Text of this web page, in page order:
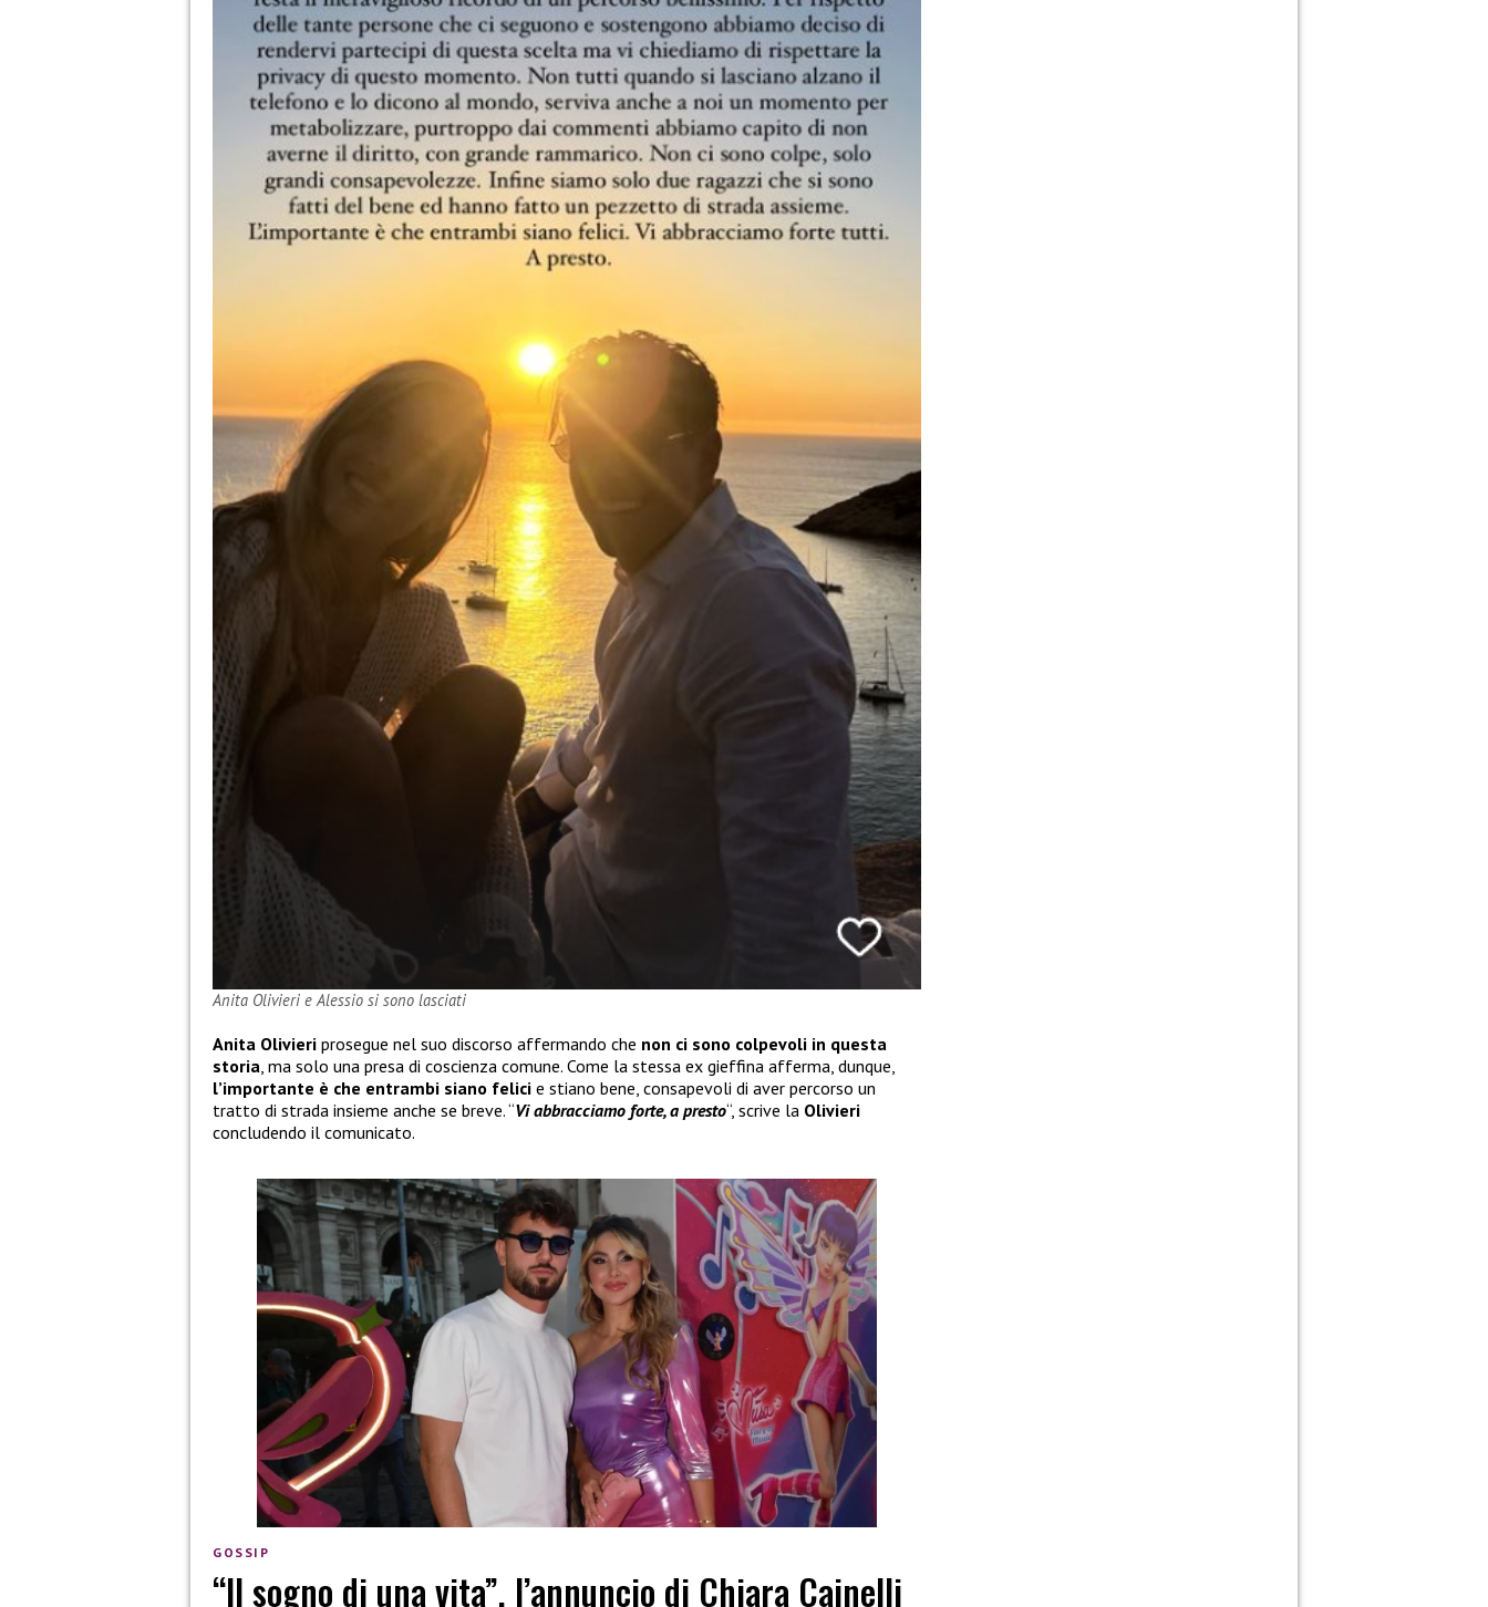
Anita Olivieri e Alessio si sono lasciati
Anita Olivieri prosegue nel suo discorso affermando che non ci sono colpevoli in questa
storia , ma solo una presa di coscienza comune. Come la stessa ex gieffina afferma, dunque,
l’importante è che entrambi siano felici e stiano bene, consapevoli di aver percorso un
tratto di strada insieme anche se breve. “Vi abbracciamo forte, a presto“, scrive la Olivieri
concludendo il comunicato.
GOSSIP
“Il sogno di una vita”, l’annuncio di Chiara Cainelli